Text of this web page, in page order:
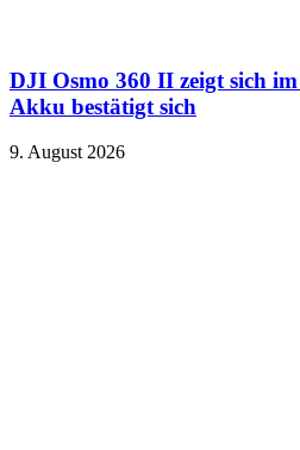
DJI Osmo 360 II zeigt sich
Akku bestätigt sich
9. August 2026